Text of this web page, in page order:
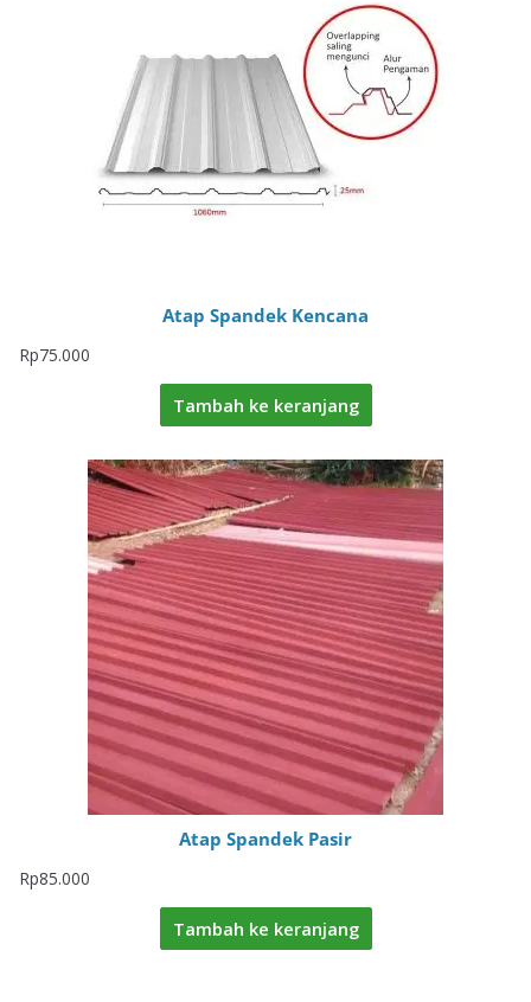
Atap Spandek Kencana
Rp75.000
Tambah ke keranjang
Atap Spandek Pasir
Rp85.000
Tambah ke keranjang